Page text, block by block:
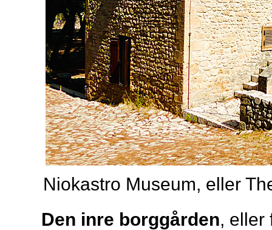
Niokastro Museum, eller
Den inre borggården, eller